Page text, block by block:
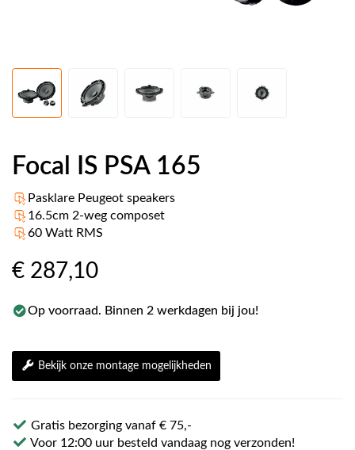
Focal IS PSA 165
Pasklare Peugeot speakers
16.5cm 2-weg composet
60 Watt RMS
€ 287,10
Op voorraad. Binnen 2 werkdagen bij jou!
Bekijk onze montage mogelijkheden
Gratis bezorging vanaf € 75,-
Voor 12:00 uur besteld vandaag nog verzonden!